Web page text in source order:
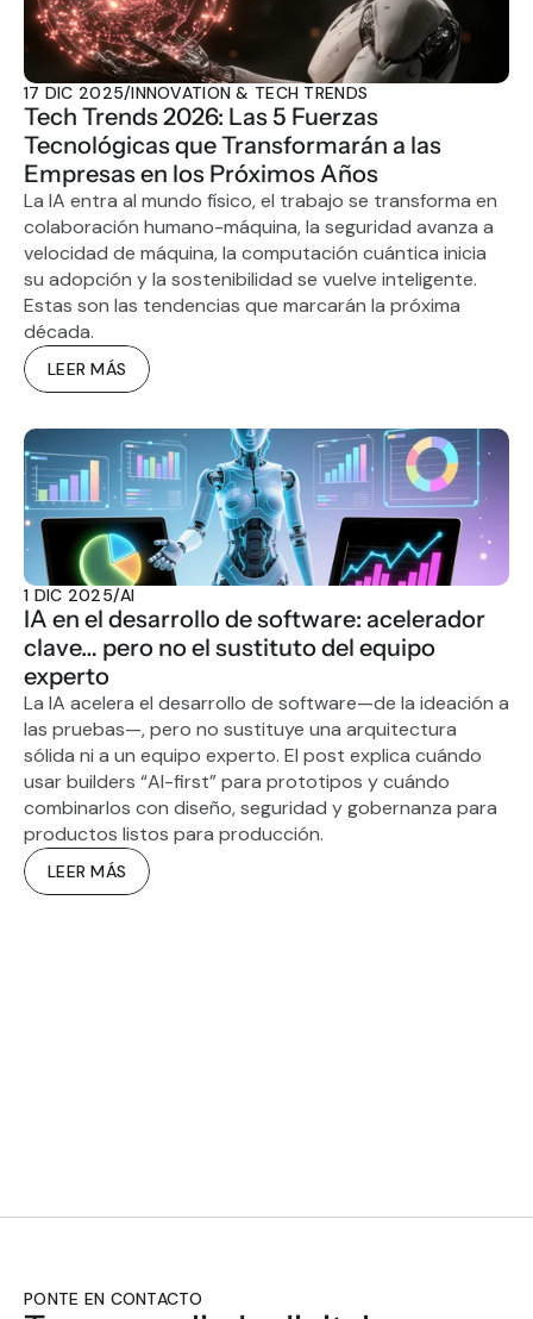
17 DIC 2025/INNOVATION & TECH TRENDS
Tech Trends 2026: Las 5 Fuerzas
Tecnológicas que Transformarán a las
Empresas en los Próximos Años
La IA entra al mundo físico, el trabajo se transforma en
colaboración humano-máquina, la seguridad avanza a
velocidad de máquina, la computación cuántica inicia
su adopción y la sostenibilidad se vuelve inteligente.
Estas son las tendencias que marcarán la próxima
década.
LEER MÁS
1 DIC 2025/AI
IA en el desarrollo de software: acelerador
clave… pero no el sustituto del equipo
experto
La IA acelera el desarrollo de software—de la ideación a
las pruebas—, pero no sustituye una arquitectura
sólida ni a un equipo experto. El post explica cuándo
usar builders “AI-first” para prototipos y cuándo
combinarlos con diseño, seguridad y gobernanza para
productos listos para producción.
LEER MÁS
PONTE EN CONTACTO